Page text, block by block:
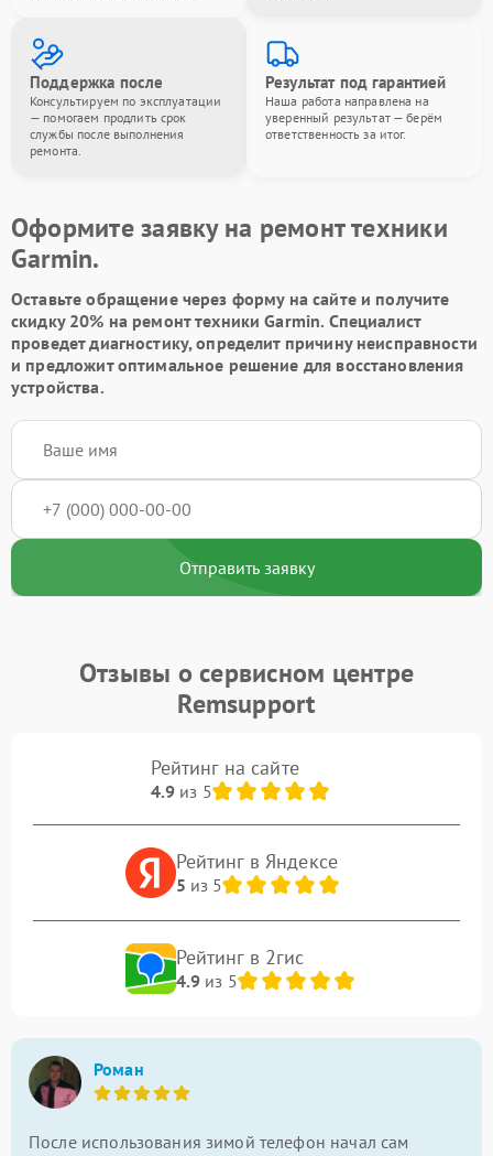
Поддержка после
Консультируем по эксплуатации
— помогаем продлить срок
службы после выполнения
ремонта.
Результат под гарантией
Наша работа направлена на
уверенный результат — берём
ответственность за итог.
Оформите заявку на ремонт техники
Garmin.
Оставьте обращение через форму на сайте и получите
скидку 20% на ремонт техники Garmin. Специалист
проведет диагностику, определит причину неисправности
и предложит оптимальное решение для восстановления
устройства.
Отправить заявку
Отзывы о сервисном центре
Remsupport
Рейтинг на сайте
4.9из 5
Рейтинг в Яндексе
5 из 5
Рейтинг в 2гис
4.9из 5
Роман
После использования зимой телефон начал сам